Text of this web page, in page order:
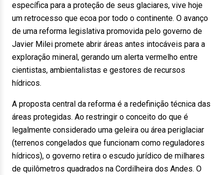
específica para a proteção de seus glaciares, vive hoje
um retrocesso que ecoa por todo o continente. O avanço
de uma reforma legislativa promovida pelo governo de
Javier Milei promete abrir áreas antes intocáveis para a
exploração mineral, gerando um alerta vermelho entre
cientistas, ambientalistas e gestores de recursos
hídricos.
A proposta central da reforma é a redefinição técnica das
áreas protegidas. Ao restringir o conceito do que é
legalmente considerado uma geleira ou área periglaciar
(terrenos congelados que funcionam como reguladores
hídricos), o governo retira o escudo jurídico de milhares
de quilômetros quadrados na Cordilheira dos Andes. O